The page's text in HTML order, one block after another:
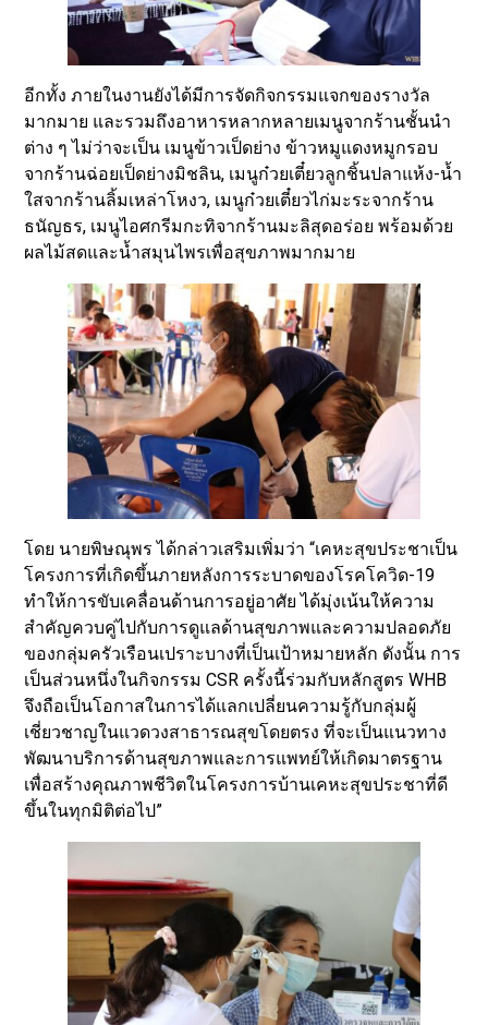
อีกทั้ง ภายในงานยังได้มีการจัดกิจกรรมแจกของรางวัล
มากมาย และรวมถึงอาหารหลากหลายเมนูจากร้านชั้นนำ
ต่าง ๆ ไม่ว่าจะเป็น เมนูข้าวเป็ดย่าง ข้าวหมูแดงหมูกรอบ
จากร้านฉ่อยเป็ดย่างมิชลิน, เมนูก๋วยเตี๋ยวลูกชิ้นปลาแห้ง-น้ำ
ใสจากร้านลิ้มเหล่าโหงว, เมนูก๋วยเตี๋ยวไก่มะระจากร้าน
ธนัญธร, เมนูไอศกรีมกะทิจากร้านมะลิสุดอร่อย พร้อมด้วย
ผลไม้สดและน้ำสมุนไพรเพื่อสุขภาพมากมาย
โดย นายพิษณุพร ได้กล่าวเสริมเพิ่มว่า “เคหะสุขประชาเป็น
โครงการที่เกิดขึ้นภายหลังการระบาดของโรคโควิด-19
ทำให้การขับเคลื่อนด้านการอยู่อาศัย ได้มุ่งเน้นให้ความ
สำคัญควบคู่ไปกับการดูแลด้านสุขภาพและความปลอดภัย
ของกลุ่มครัวเรือนเปราะบางที่เป็นเป้าหมายหลัก ดังนั้น การ
เป็นส่วนหนึ่งในกิจกรรม CSR ครั้งนี้ร่วมกับหลักสูตร WHB
จึงถือเป็นโอกาสในการได้แลกเปลี่ยนความรู้กับกลุ่มผู้
เชี่ยวชาญในแวดวงสาธารณสุขโดยตรง ที่จะเป็นแนวทาง
พัฒนาบริการด้านสุขภาพและการแพทย์ให้เกิดมาตรฐาน
เพื่อสร้างคุณภาพชีวิตในโครงการบ้านเคหะสุขประชาที่ดี
ขึ้นในทุกมิติต่อไป”